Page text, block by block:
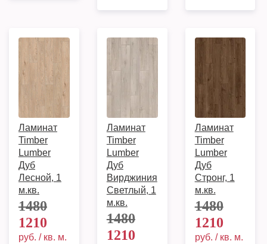
Ламинат
Timber
Lumber
Дуб
Лесной, 1
м.кв.
1480
1210
руб. / кв. м.
Ламинат
Timber
Lumber
Дуб
Вирджиния
Светлый, 1
м.кв.
1480
1210
Ламинат
Timber
Lumber
Дуб
Стронг, 1
м.кв.
1480
1210
руб. / кв. м.